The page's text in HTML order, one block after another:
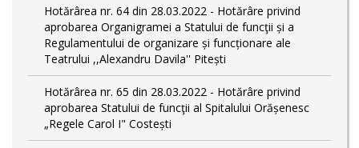
Hotărârea nr. 64 din 28.03.2022 - Hotărâre privind
aprobarea Organigramei a Statului de funcţii și a
Regulamentului de organizare și funcționare ale
Teatrului ,,Alexandru Davila'' Pitești
Hotărârea nr. 65 din 28.03.2022 - Hotărâre privind
aprobarea Statului de funcţii al Spitalului Orășenesc
„Regele Carol I" Costești